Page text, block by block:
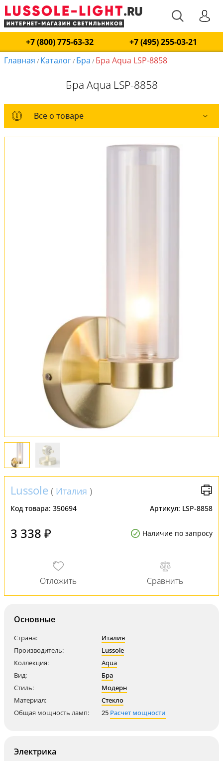
+7 (800) 775-63-32
+7 (495) 255-03-21
Главная / Каталог/ Бра / Бра Aqua LSP-8858
Бра Aqua LSP-8858
Все о товаре
Все о товаре
Lussole ( Италия )
Код товара: 350694 Артикул: LSP-8858
3 338 ₽ Наличие по запросу
Основные
Страна:
Италия
Производитель:
Lussole
Коллекция:
Aqua
Вид:
Бра
Стиль:
Модерн
Материал:
Стекло
Общая мощность ламп:
25 Расчет мощности
Электрика